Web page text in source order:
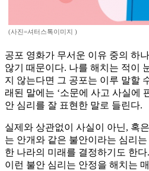
(사진=셔터스톡이미지 )
공포 영화가 무서운 이유 중의 하
않기 때문이다. 나를 해치는 적이
지 않는다면 그 공포는 이루 말할
래된 말에는 ‘소문에 사고 사실에
안 심리를 잘 표현한 말로 들린다.
실제와 상관없이 사실이 아닌, 혹
는 안개와 같은 불안이라는 심리
한 나라의 미래를 결정하기도 한
이런 불안 심리는 안정을 해치는